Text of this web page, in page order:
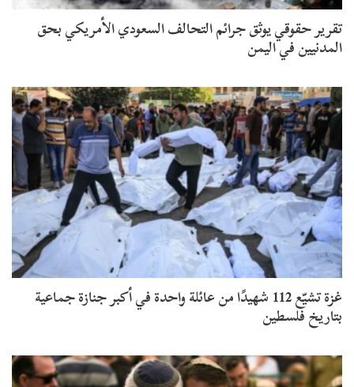
تقرير حقوقي يوثق جرائم التحالف السعودي الأمريكي بحق
المدنيين في اليمن
​غزة تشيّع 112 شهيدًا من عائلة واحدة في أكبر جنازة جماعية
بتاريخ فلسطين